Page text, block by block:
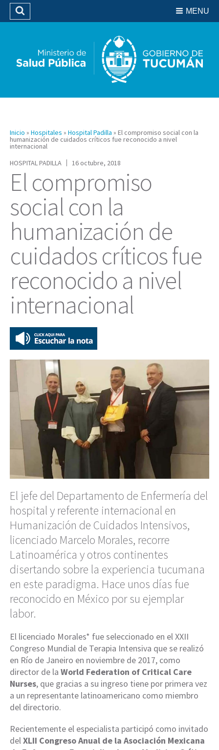
Biblioteca
MENU
Buscar
Inicio » Hospitales » Hospital Padilla » El compromiso social con la
humanización de cuidados críticos fue reconocido a nivel
internacional
HOSPITAL PADILLA
16 octubre, 2018
El compromiso
social con la
humanización de
cuidados críticos fue
reconocido a nivel
internacional
El jefe del Departamento de Enfermería del
hospital y referente internacional en
Humanización de Cuidados Intensivos,
licenciado Marcelo Morales, recorre
Latinoamérica y otros continentes
disertando sobre la experiencia tucumana
en este paradigma. Hace unos días fue
reconocido en México por su ejemplar
labor.
El licenciado Morales* fue seleccionado en el XXII
Congreso Mundial de Terapia Intensiva que se realizó
en Río de Janeiro en noviembre de 2017, como
director de la World Federation of Critical Care
Nurses, que gracias a su ingreso tiene por primera vez
a un representante latinoamericano como miembro
del directorio.
Recientemente el especialista participó como invitado
delXLII Congreso Anual de la Asociación Mexicana